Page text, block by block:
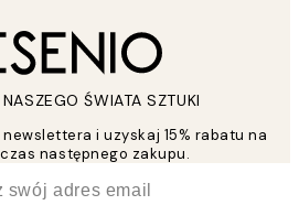
ŚWIATA SZTUKI
i uzyskaj 15% rabatu na
następnego zakupu.